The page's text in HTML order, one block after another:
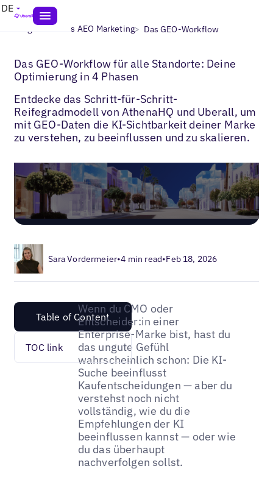
DE
Blogs> Lokales AEO Marketing> Das GEO-Workflow
Das GEO-Workflow für alle Standorte: Deine
Optimierung in 4 Phasen
Entdecke das Schritt-für-Schritt-
Reifegradmodell von AthenaHQ und Uberall, um
mit GEO-Daten die KI-Sichtbarkeit deiner Marke
zu verstehen, zu beeinflussen und zu skalieren.
Sara Vordermeier•4 min read•Feb 18, 2026
Table of Content
TOC link
Wenn du CMO oder
Entscheider:in einer
Enterprise-Marke bist, hast du
das ungute Gefühl
wahrscheinlich schon: Die KI-
Suche beeinflusst
Kaufentscheidungen — aber du
verstehst noch nicht
vollständig, wie du die
Empfehlungen der KI
beeinflussen kannst — oder wie
du das überhaupt
nachverfolgen sollst.